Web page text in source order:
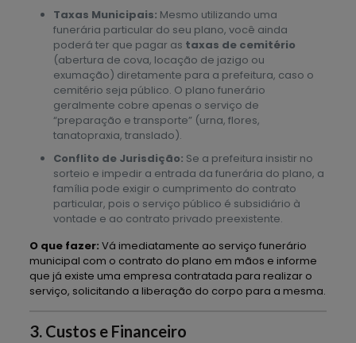
Taxas Municipais: Mesmo utilizando uma
funerária particular do seu plano, você ainda
poderá ter que pagar as taxas de cemitério
(abertura de cova, locação de jazigo ou
exumação) diretamente para a prefeitura, caso o
cemitério seja público. O plano funerário
geralmente cobre apenas o serviço de
“preparação e transporte” (urna, flores,
tanatopraxia, translado).
Conflito de Jurisdição: Se a prefeitura insistir no
sorteio e impedir a entrada da funerária do plano, a
família pode exigir o cumprimento do contrato
particular, pois o serviço público é subsidiário à
vontade e ao contrato privado preexistente.
O que fazer: Vá imediatamente ao serviço funerário
municipal com o contrato do plano em mãos e informe
que já existe uma empresa contratada para realizar o
serviço, solicitando a liberação do corpo para a mesma.
3. Custos e Financeiro